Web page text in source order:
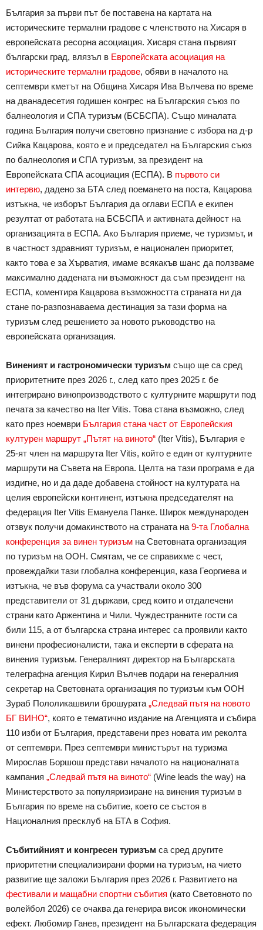
България за първи път бе поставена на картата на
историческите термални градове с членството на Хисаря в
европейската ресорна асоциация. Хисаря стана първият
български град, влязъл в Европейската асоциация на
историческите термални градове, обяви в началото на
септември кметът на Община Хисаря Ива Вълчева по време
на дванадесетия годишен конгрес на Българския съюз по
балнеология и СПА туризъм (БСБСПА). Също миналата
година България получи световно признание с избора на д-р
Сийка Кацарова, която е и председател на Българския съюз
по балнеология и СПА туризъм, за президент на
Европейската СПА асоциация (ЕСПА). В първото си
интервю, дадено за БТА след поемането на поста, Кацарова
изтъкна, че изборът България да оглави ЕСПА е екипен
резултат от работата на БСБСПА и активната дейност на
организацията в ЕСПА. Ако България приеме, че туризмът, и
в частност здравният туризъм, е национален приоритет,
както това е за Хърватия, имаме всякакъв шанс да ползваме
максимално дадената ни възможност да съм президент на
ЕСПА, коментира Кацарова възможността страната ни да
стане по-разпознаваема дестинация за тази форма на
туризъм след решението за новото ръководство на
европейската организация.
Виненият и гастрономически туризъм също ще са сред
приоритетните през 2026 г., след като през 2025 г. бе
интегрирано винопроизводството с културните маршрути под
печата за качество на Iter Vitis. Това стана възможно, след
като през ноември България стана част от Европейския
културен маршрут „Пътят на виното“ (Iter Vitis), България е
25-ят член на маршрута Iter Vitis, който е един от културните
маршрути на Съвета на Европа. Целта на тази програма е да
издигне, но и да даде добавена стойност на културата на
целия европейски континент, изтъкна председателят на
федерация Iter Vitis Емануела Панке. Широк международен
отзвук получи домакинството на страната на 9-та Глобална
конференция за винен туризъм на Световната организация
по туризъм на ООН. Смятам, че се справихме с чест,
провеждайки тази глобална конференция, каза Георгиева и
изтъкна, че във форума са участвали около 300
представители от 31 държави, сред които и отдалечени
страни като Аржентина и Чили. Чуждестранните гости са
били 115, а от българска страна интерес са проявили както
винени професионалисти, така и експерти в сферата на
винения туризъм. Генералният директор на Българската
телеграфна агенция Кирил Вълчев подари на генералния
секретар на Световната организация по туризъм към ООН
Зураб Пололикашвили брошурата „Следвай пътя на новото
БГ ВИНО“, която е тематично издание на Агенцията и събира
110 изби от България, представени през новата им реколта
от септември. През септември министърът на туризма
Мирослав Боршош представи началото на националната
кампания „Следвай пътя на виното“ (Wine leads the way) на
Министерството за популяризиране на винения туризъм в
България по време на събитие, което се състоя в
Националния пресклуб на БТА в София.
Събитийният и конгресен туризъм са сред другите
приоритетни специализирани форми на туризъм, на чието
развитие ще заложи България през 2026 г. Развитието на
фестивали и мащабни спортни събития (като Световното по
волейбол 2026) се очаква да генерира висок икономически
ефект. Любомир Ганев, президент на Българската федерация